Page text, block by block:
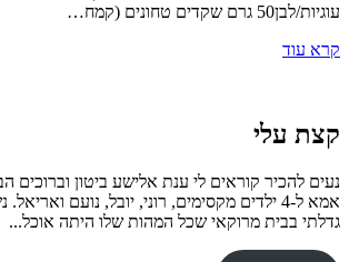
עוגיות/לבן50 גרם שקדים טחונים (קמח…
קרא עוד
קצת עלי
נעים להכיר קוראים לי ענת אלישע ביטון וברוכים
אמא ל-4 ילדים מקסימים, רוני, יובל, נועם
גדלתי בבית מרוקאי שכל המהות שלו היתה אוכל...